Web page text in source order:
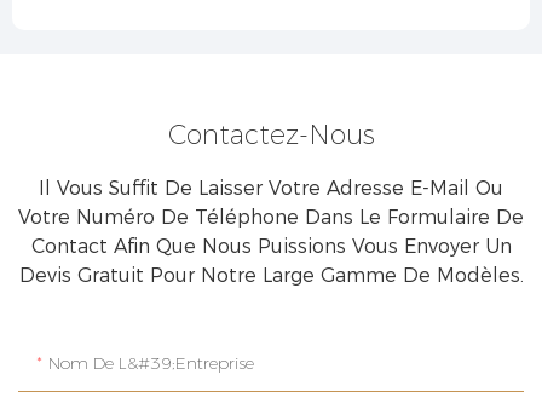
Contactez-Nous
Il Vous Suffit De Laisser Votre Adresse E-Mail Ou
Votre Numéro De Téléphone Dans Le Formulaire De
Contact Afin Que Nous Puissions Vous Envoyer Un
Devis Gratuit Pour Notre Large Gamme De Modèles.
Nom De L&#39;entreprise